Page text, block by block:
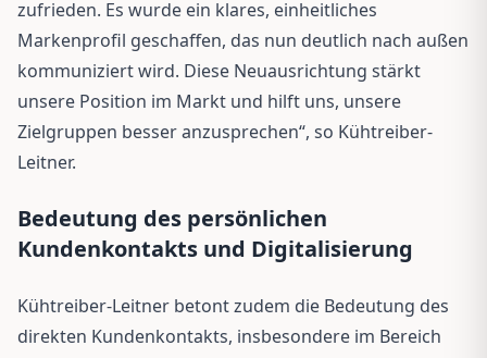
zufrieden. Es wurde ein klares, einheitliches
Markenprofil geschaffen, das nun deutlich nach außen
kommuniziert wird. Diese Neuausrichtung stärkt
unsere Position im Markt und hilft uns, unsere
Zielgruppen besser anzusprechen“, so Kühtreiber-
Leitner.
Bedeutung des persönlichen
Kundenkontakts und Digitalisierung
Kühtreiber-Leitner betont zudem die Bedeutung des
direkten Kundenkontakts, insbesondere im Bereich